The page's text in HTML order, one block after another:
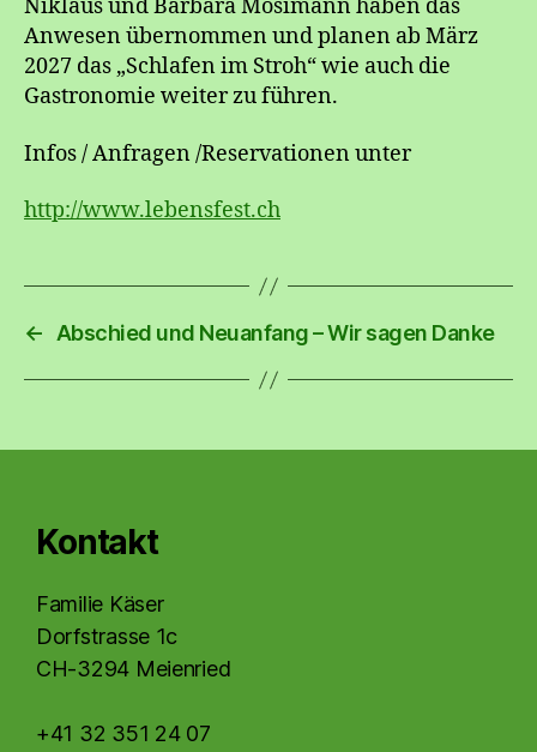
Niklaus und Barbara Mosimann haben das
Anwesen übernommen und planen ab März
2027 das „Schlafen im Stroh“ wie auch die
Gastronomie weiter zu führen.
Infos / Anfragen /Reservationen unter
http://www.lebensfest.ch
← Abschied und Neuanfang – Wir sagen Danke
Kontakt
Familie Käser
Dorfstrasse 1c
CH-3294 Meienried
+41 32 351 24 07